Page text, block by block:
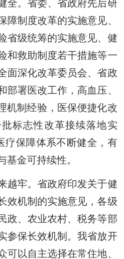
。省委、省政府先后研
障制度改革的实施意见、
省级统筹的实施意见、健
和救助制度若干措施等一
面深化改革委员会、省政
部署医改工作，高血压、
机制经验，医保便捷化改
标志性改革接续落地实
疗保障体系不断健全，有
基金可持续性。
牢。省政府印发关于健
效机制的实施意见，各级
政、农业农村、税务等部
参保长效机制。我省放开
可以自主选择在常住地、